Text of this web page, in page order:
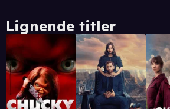
Lignende titler